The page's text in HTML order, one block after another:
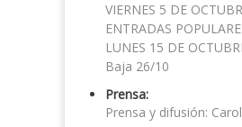
VIERNES 5 DE
ENTRADAS
LUNES 15 DE
Baja 26/10
Prensa:
Prensa y difusión: